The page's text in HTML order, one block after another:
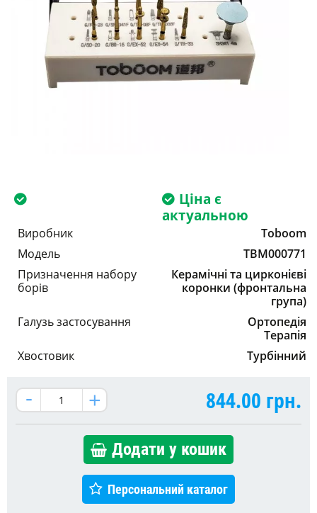
Ціна є
актуальною
Виробник
Toboom
Модель
TBM000771
Призначення набору
борів
Керамічні та цирконієві
коронки (фронтальна
група)
Галузь застосування
Ортопедія
Терапія
Хвостовик
Турбінний
844.00 грн.
Додати у кошик
Персональний каталог